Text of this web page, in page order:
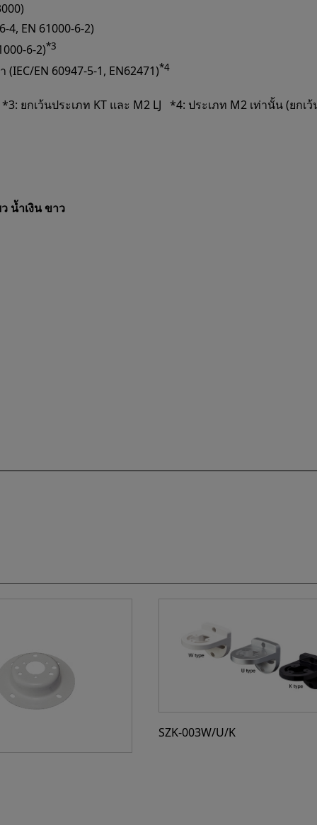
4, EN 61000-6-2)
6-2)*3
EN 60947-5-1, EN62471)*4
กเว้นประเภท KT และ M2 LJ *4: ประเภท M2 เท่านั้น (ยกเว้
น้ำเงินขาว
SZK-003W/U/K